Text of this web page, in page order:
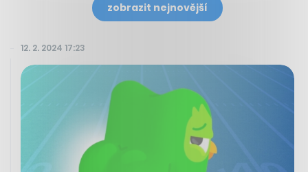
zobrazit nejnovější
12. 2. 2024 17:23